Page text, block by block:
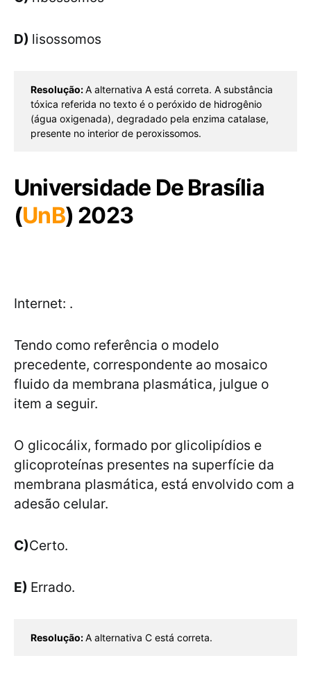
D) lisossomos
Resolução: A alternativa A está correta. A substância
tóxica referida no texto é o peróxido de hidrogênio
(água oxigenada), degradado pela enzima catalase,
presente no interior de peroxissomos.
Universidade De Brasília
(UnB) 2023
Internet: .
Tendo como referência o modelo
precedente, correspondente ao mosaico
fluido da membrana plasmática, julgue o
item a seguir.
O glicocálix, formado por glicolipídios e
glicoproteínas presentes na superfície da
membrana plasmática, está envolvido com a
adesão celular.
C)Certo.
E) Errado.
Resolução: A alternativa C está correta.